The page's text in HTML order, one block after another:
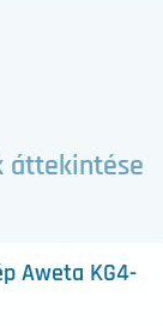
áttekintése
Aweta KG4-